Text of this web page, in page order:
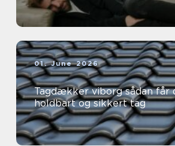
01. June 2026
Tagdækker viborg sådan får du et
holdbart og sikkert tag